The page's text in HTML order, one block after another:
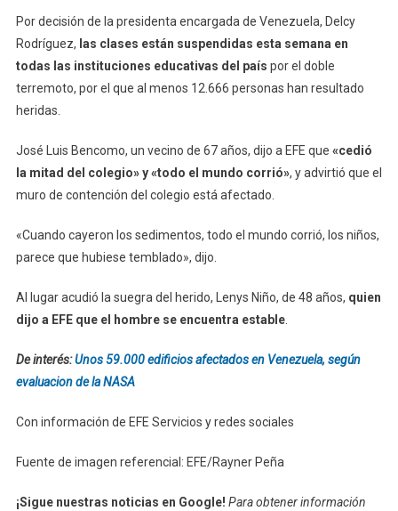
Por decisión de la presidenta encargada de Venezuela, Delcy
Rodríguez, las clases están suspendidas esta semana en
todas las instituciones educativas del país por el doble
terremoto, por el que al menos 12.666 personas han resultado
heridas.
José Luis Bencomo, un vecino de 67 años, dijo a EFE que «cedió
la mitad del colegio» y «todo el mundo corrió», y advirtió que el
muro de contención del colegio está afectado.
«Cuando cayeron los sedimentos, todo el mundo corrió, los niños,
parece que hubiese temblado», dijo.
Al lugar acudió la suegra del herido, Lenys Niño, de 48 años, quien
dijo a EFE que el hombre se encuentra estable.
De interés:Unos 59.000 edificios afectados en Venezuela, según
evaluacion de la NASA
Con información de EFE Servicios y redes sociales
Fuente de imagen referencial: EFE/Rayner Peña
¡Sigue nuestras noticias en Google! Para obtener información